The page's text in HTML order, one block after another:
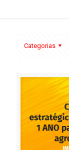
Categorias